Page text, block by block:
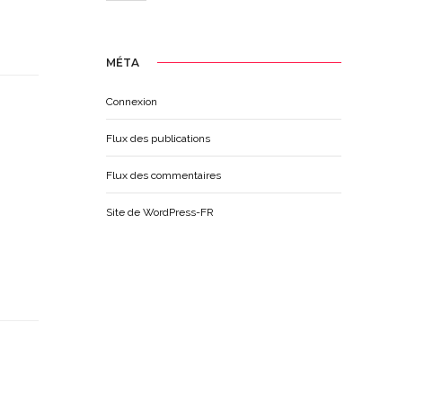
MÉTA
Connexion
Flux des publications
Flux des commentaires
Site de WordPress-FR